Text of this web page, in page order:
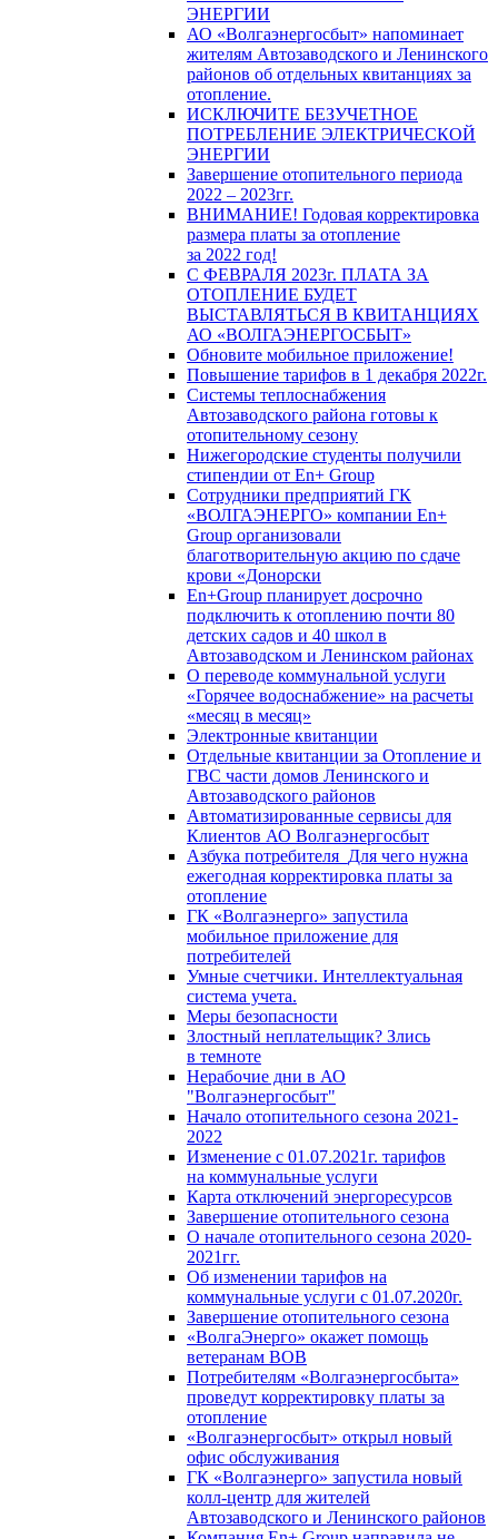
ЭНЕРГИИ
АО «Волгаэнергосбыт» напоминает
жителям Автозаводского и Ленинского
районов об отдельных квитанциях за
отопление.
ИСКЛЮЧИТЕ БЕЗУЧЕТНОЕ
ПОТРЕБЛЕНИЕ ЭЛЕКТРИЧЕСКОЙ
ЭНЕРГИИ
Завершение отопительного периода
2022 – 2023гг.
ВНИМАНИЕ! Годовая корректировка
размера платы за отопление
за 2022 год!
С ФЕВРАЛЯ 2023г. ПЛАТА ЗА
ОТОПЛЕНИЕ БУДЕТ
ВЫСТАВЛЯТЬСЯ В КВИТАНЦИЯХ
АО «ВОЛГАЭНЕРГОСБЫТ»
Обновите мобильное приложение!
Повышение тарифов в 1 декабря 2022г.
Системы теплоснабжения
Автозаводского района готовы к
отопительному сезону
Нижегородские студенты получили
стипендии от En+ Group
Сотрудники предприятий ГК
«ВОЛГАЭНЕРГО» компании En+
Group организовали
благотворительную акцию по сдаче
крови «Донорски
En+Group планирует досрочно
подключить к отоплению почти 80
детских садов и 40 школ в
Автозаводском и Ленинском районах
О переводе коммунальной услуги
«Горячее водоснабжение» на расчеты
«месяц в месяц»
Электронные квитанции
Отдельные квитанции за Отопление и
ГВС части домов Ленинского и
Автозаводского районов
Автоматизированные сервисы для
Клиентов АО Волгаэнергосбыт
Азбука потребителя_Для чего нужна
ежегодная корректировка платы за
отопление
ГК «Волгаэнерго» запустила
мобильное приложение для
потребителей
Умные счетчики. Интеллектуальная
система учета.
Меры безопасности
Злостный неплательщик? Злись
в темноте
Нерабочие дни в АО
"Волгаэнергосбыт"
Начало отопительного сезона 2021-
2022
Изменение с 01.07.2021г. тарифов
на коммунальные услуги
Карта отключений энергоресурсов
Завершение отопительного сезона
О начале отопительного сезона 2020-
2021гг.
Об изменении тарифов на
коммунальные услуги с 01.07.2020г.
Завершение отопительного сезона
«ВолгаЭнерго» окажет помощь
ветеранам ВОВ
Потребителям «Волгаэнергосбыта»
проведут корректировку платы за
отопление
«Волгаэнергосбыт» открыл новый
офис обслуживания
ГК «Волгаэнерго» запустила новый
колл-центр для жителей
Автозаводского и Ленинского районов